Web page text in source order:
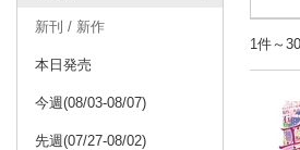
新刊 / 新作
本日発売
今週(08/03-08/07)
先週(07/27-08/02)
1件～